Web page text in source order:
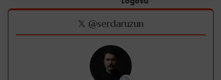
𝕏 @serdaruzun